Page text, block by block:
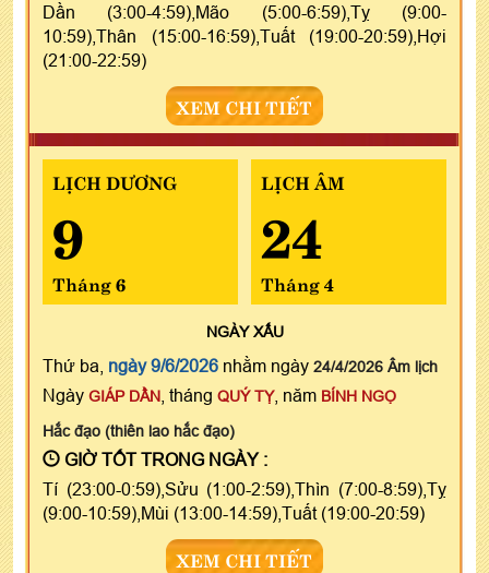
Dần (3:00-4:59),Mão (5:00-6:59),Tỵ (9:00-
10:59),Thân (15:00-16:59),Tuất (19:00-20:59),Hợi
(21:00-22:59)
XEM CHI TIẾT
LỊCH DƯƠNG
9
Tháng 6
LỊCH ÂM
24
Tháng 4
NGÀYXẤU
Thứ ba, ngày 9/6/2026 nhằm ngày 24/4/2026 Âm lịch
Ngày GIÁP DẦN , tháng QUÝ TỴ, năm BÍNH NGỌ
Hắc đạo (thiên lao hắc đạo)
GIỜ TỐT TRONG NGÀY :
Tí (23:00-0:59),Sửu (1:00-2:59),Thìn (7:00-8:59),Tỵ
(9:00-10:59),Mùi (13:00-14:59),Tuất (19:00-20:59)
XEM CHI TIẾT